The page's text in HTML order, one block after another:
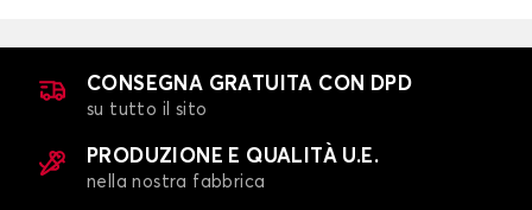
CONSEGNA GRATUITA CON DPD
su tutto il sito
PRODUZIONE E QUALITÀ U.E.
nella nostra fabbrica